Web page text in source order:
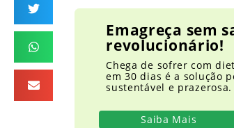
Emagreça sem
revolucionário!
Chega de sofrer com
em 30 dias é a solução
sustentável e prazerosa.
Saiba Mais